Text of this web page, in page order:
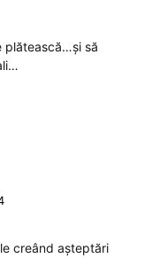
plătească…și să
creând așteptări